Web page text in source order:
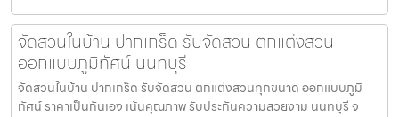
จัดสวนในบ้าน ปากเกร็ด รับจัดสวน ตกแต่งสวน
ออกแบบภูมิทัศน์ นนทบุรี
จัดสวนในบ้าน ปากเกร็ด รับจัดสวน ตกแต่งสวนทุกขนาด ออกแบบภูมิ
ทัศน์ ราคาเป็นกันเอง เน้นคุณภาพ รับประกันความสวยงาม นนทบุรี จ